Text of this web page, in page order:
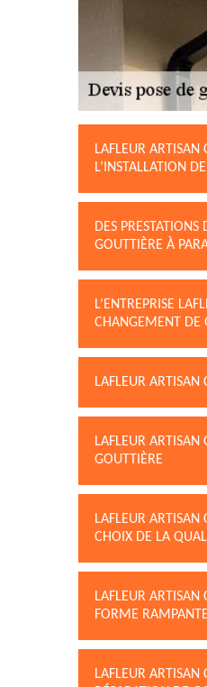
LAFLEUR ARTISAN
L’INSTALLATION
DES
GOUTTIÈRE À
L’ENTREPRISE
CHANGEMENT DE
LAFLEUR ARTISAN
LAFLEUR
GOUTTIÈRE
LAFLEUR
CHOIX DE LA
LAFLEUR
FORME
LAFLEUR